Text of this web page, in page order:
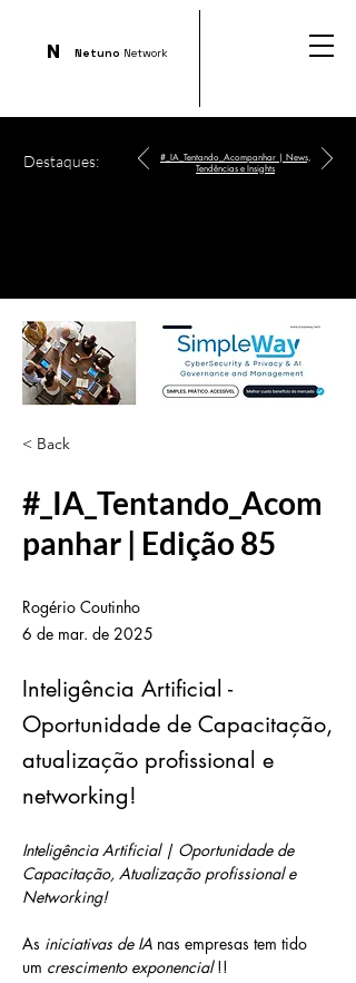
N Netuno Network
Destaques:
#_IA_Tentando_Acompanhar | News,
Tendências e Insights
< Back
#_IA_Tentando_Acom
panhar | Edição 85
Rogério Coutinho
6 de mar. de 2025
Inteligência Artificial -
Oportunidade de Capacitação,
atualização profissional e
networking!
Inteligência Artificial | Oportunidade de
Capacitação, Atualização profissional e
Networking!
As iniciativas de IA nas empresas tem tido
um crescimento exponencial !!